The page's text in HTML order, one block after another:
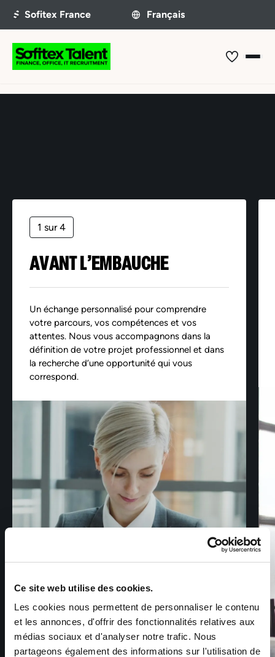
Ce site web utilise des cookies.
Les cookies nous permettent de personnaliser le contenu
et les annonces, d'offrir des fonctionnalités relatives aux
médias sociaux et d'analyser notre trafic. Nous
partageons également des informations sur l'utilisation de
Offre non trouvée
1 sur 4
AVANT L’EMBAUCHE
Un échange personnalisé pour comprendre
votre parcours, vos compétences et vos
attentes. Nous vous accompagnons dans la
définition de votre projet professionnel et dans
la recherche d’une opportunité qui vous
correspond.